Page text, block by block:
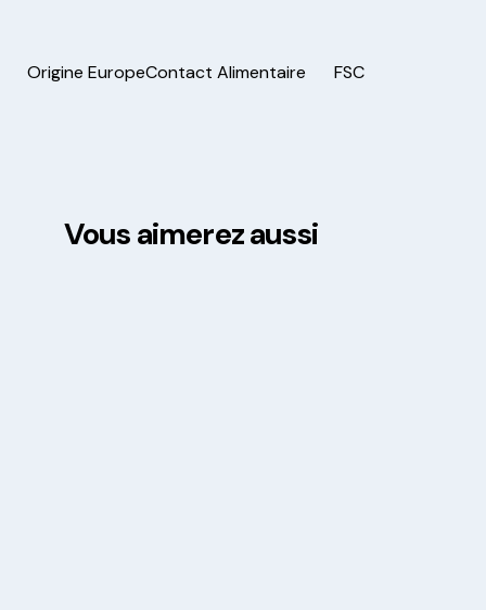
Origine EuropeContact Alimentaire FSC
Vous aimerez aussi